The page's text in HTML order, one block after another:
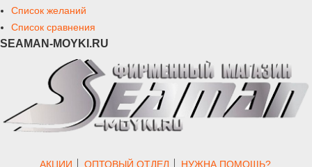
Список желаний
Список сравнения
SEAMAN-MOYKI.RU
АКЦИИ ОПТОВЫЙ ОТДЕЛ НУЖНА ПОМОЩЬ?